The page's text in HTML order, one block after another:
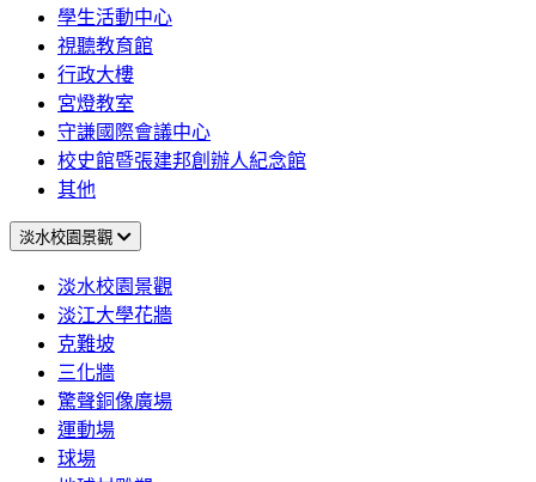
學生活動中心
視聽教育館
行政大樓
宮燈教室
守謙國際會議中心
校史館暨張建邦創辦人紀念館
其他
淡水校園景觀
淡水校園景觀
淡江大學花牆
克難坡
三化牆
驚聲銅像廣場
運動場
球場